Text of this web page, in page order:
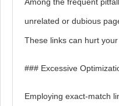
Among the frequent
unrelated or dubious
These links can hurt your
### Excessive
Employing exact-match